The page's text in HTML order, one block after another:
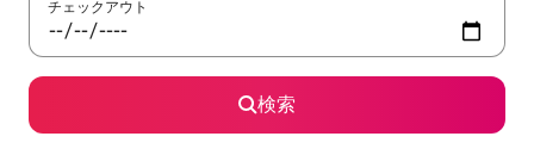
チェックアウト
検索